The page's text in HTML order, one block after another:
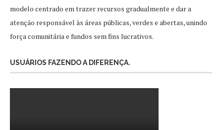
modelo centrado em trazer recursos gradualmente e dar a
atenção responsável às áreas públicas, verdes e abertas, unindo
força comunitária e fundos sem fins lucrativos.
USUÁRIOS FAZENDO A DIFERENÇA.